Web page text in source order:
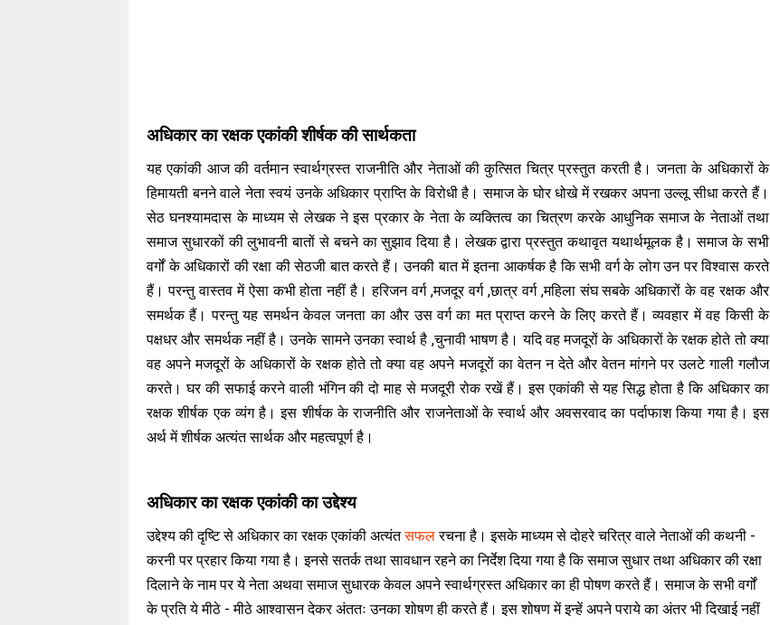
अधिकार का रक्षक एकांकी शीर्षक की सार्थकता
यह एकांकी आज की वर्तमान स्वार्थग्रस्त राजनीति और नेताओं की कुत्सित चित्र प्रस्तुत करती है। जनता के अधिकारों के
हिमायती बनने वाले नेता स्वयं उनके अधिकार प्राप्ति के विरोधी है। समाज के घोर धोखे में रखकर अपना उल्लू सीधा करते हैं।
सेठ घनश्यामदास के माध्यम से लेखक ने इस प्रकार के नेता के व्यक्तित्व का चित्रण करके आधुनिक समाज के नेताओं तथा
समाज सुधारकों की लुभावनी बातों से बचने का सुझाव दिया है। लेखक द्वारा प्रस्तुत कथावृत यथार्थमूलक है। समाज के सभी
वर्गों के अधिकारों की रक्षा की सेठजी बात करते हैं। उनकी बात में इतना आकर्षक है कि सभी वर्ग के लोग उन पर विश्वास करते
हैं। परन्तु वास्तव में ऐसा कभी होता नहीं है। हरिजन वर्ग ,मजदूर वर्ग ,छात्र वर्ग ,महिला संघ सबके अधिकारों के वह रक्षक और
समर्थक हैं। परन्तु यह समर्थन केवल जनता का और उस वर्ग का मत प्राप्त करने के लिए करते हैं। व्यवहार में वह किसी के
पक्षधर और समर्थक नहीं है। उनके सामने उनका स्वार्थ है ,चुनावी भाषण है। यदि वह मजदूरों के अधिकारों के रक्षक होते तो क्या
वह अपने मजदूरों के अधिकारों के रक्षक होते तो क्या वह अपने मजदूरों का वेतन न देते और वेतन मांगने पर उलटे गाली गलौज
करते। घर की सफाई करने वाली भंगिन की दो माह से मजदूरी रोक रखें हैं। इस एकांकी से यह सिद्ध होता है कि अधिकार का
रक्षक शीर्षक एक व्यंग है। इस शीर्षक के राजनीति और राजनेताओं के स्वार्थ और अवसरवाद का पर्दाफाश किया गया है। इस
अर्थ में शीर्षक अत्यंत सार्थक और महत्वपूर्ण है।
अधिकार का रक्षक एकांकी का उद्देश्य
उद्देश्य की दृष्टि से अधिकार का रक्षक एकांकी अत्यंतसफलरचना है। इसके माध्यम से दोहरे चरित्र वाले नेताओं की कथनी -
करनी पर प्रहार किया गया है। इनसे सतर्क तथा सावधान रहने का निर्देश दिया गया है कि समाज सुधार तथा अधिकार की रक्षा
दिलाने के नाम पर ये नेता अथवा समाज सुधारक केवल अपने स्वार्थग्रस्त अधिकार का ही पोषण करते हैं। समाज के सभी वर्गों
के प्रति ये मीठे - मीठे आश्वासन देकर अंततः उनका शोषण ही करते हैं। इस शोषण में इन्हें अपने पराये का अंतर भी दिखाई नहीं